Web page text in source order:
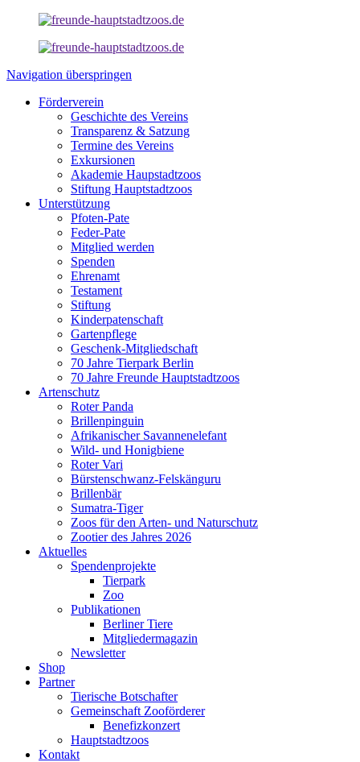
Navigation überspringen
Förderverein
Geschichte des Vereins
Transparenz & Satzung
Termine des Vereins
Exkursionen
Akademie Haupstadtzoos
Stiftung Hauptstadtzoos
Unterstützung
Pfoten-Pate
Feder-Pate
Mitglied werden
Spenden
Ehrenamt
Testament
Stiftung
Kinderpatenschaft
Gartenpflege
Geschenk-Mitgliedschaft
70 Jahre Tierpark Berlin
70 Jahre Freunde Hauptstadtzoos
Artenschutz
Roter Panda
Brillenpinguin
Afrikanischer Savannenelefant
Wild- und Honigbiene
Roter Vari
Bürstenschwanz-Felskänguru
Brillenbär
Sumatra-Tiger
Zoos für den Arten- und Naturschutz
Zootier des Jahres 2026
Aktuelles
Spendenprojekte
Tierpark
Zoo
Publikationen
Berliner Tiere
Mitgliedermagazin
Newsletter
Shop
Partner
Tierische Botschafter
Gemeinschaft Zooförderer
Benefizkonzert
Hauptstadtzoos
Kontakt